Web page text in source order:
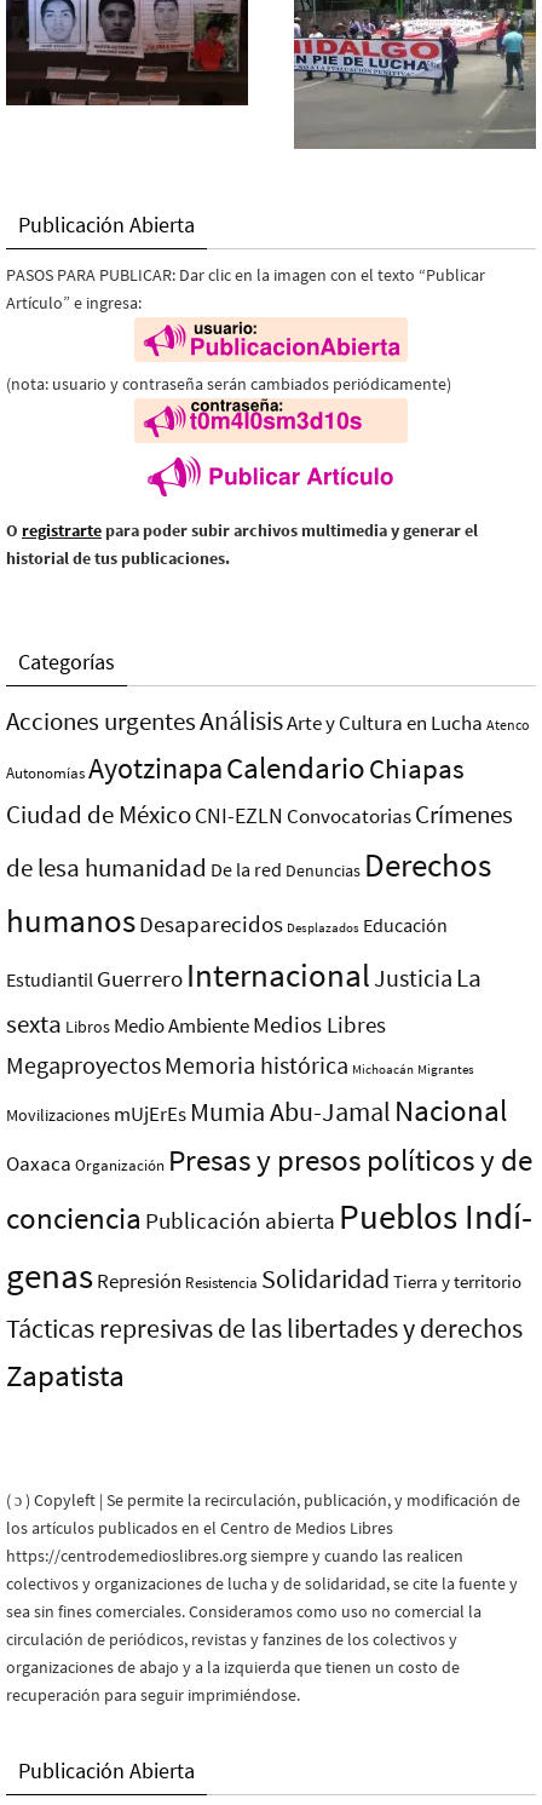
Publicación Abierta
PASOS PARA PUBLICAR: Dar clic en la imagen con el texto “Publicar
Artículo” e ingresa:
(nota: usuario y contraseña serán cambiados periódicamente)
O registrarte para poder subir archivos multimedia y generar el
historial de tus publicaciones.
Categorías
Acciones urgentesAnálisisArte y Cultura en Lucha Atenco
AutonomíasAyotzinapaCalendarioChiapas
Ciudad de MéxicoCNI-EZLN ConvocatoriasCrímenes
de lesa humanidad De la red Denuncias Derechos
humanosDesaparecidos Desplazados Educación
Estudiantil Guerrero InternacionalJusticia La
sexta Libros Medio AmbienteMedios Libres
MegaproyectosMemoria histórica Michoacán Migrantes
Movilizaciones mUjErEs Mumia Abu-Jamal Nacional
Oaxaca Organización Presas y presos polí­ticos y de
conciencia Publicación abierta Pueblos Indí­
genasRepresión Resistencia Solidaridad Tierra y territorio
Tácticas represivas de las libertades y derechos
Zapatista
( ɔ ) Copyleft | Se permite la recirculación, publicación, y modificación de
los artículos publicados en el Centro de Medios Libres
https://centrodemedioslibres.org siempre y cuando las realicen
colectivos y organizaciones de lucha y de solidaridad, se cite la fuente y
sea sin fines comerciales. Consideramos como uso no comercial la
circulación de periódicos, revistas y fanzines de los colectivos y
organizaciones de abajo y a la izquierda que tienen un costo de
recuperación para seguir imprimiéndose.
Publicación Abierta